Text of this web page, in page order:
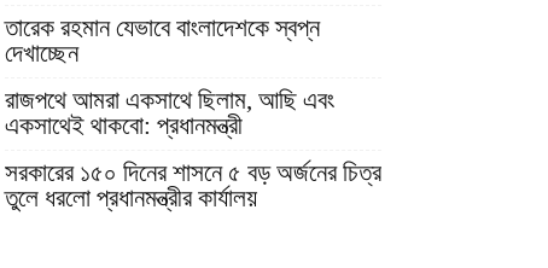
তারেক রহমান যেভাবে বাংলাদেশকে স্বপ্ন
দেখাচ্ছেন
রাজপথে আমরা একসাথে ছিলাম, আছি এবং
একসাথেই থাকবো: প্রধানমন্ত্রী
সরকারের ১৫০ দিনের শাসনে ৫ বড় অর্জনের চিত্র
তুলে ধরলো প্রধানমন্ত্রীর কার্যালয়